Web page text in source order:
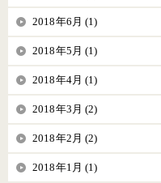
2018年6月 (1)
2018年5月 (1)
2018年4月 (1)
2018年3月 (2)
2018年2月 (2)
2018年1月 (1)